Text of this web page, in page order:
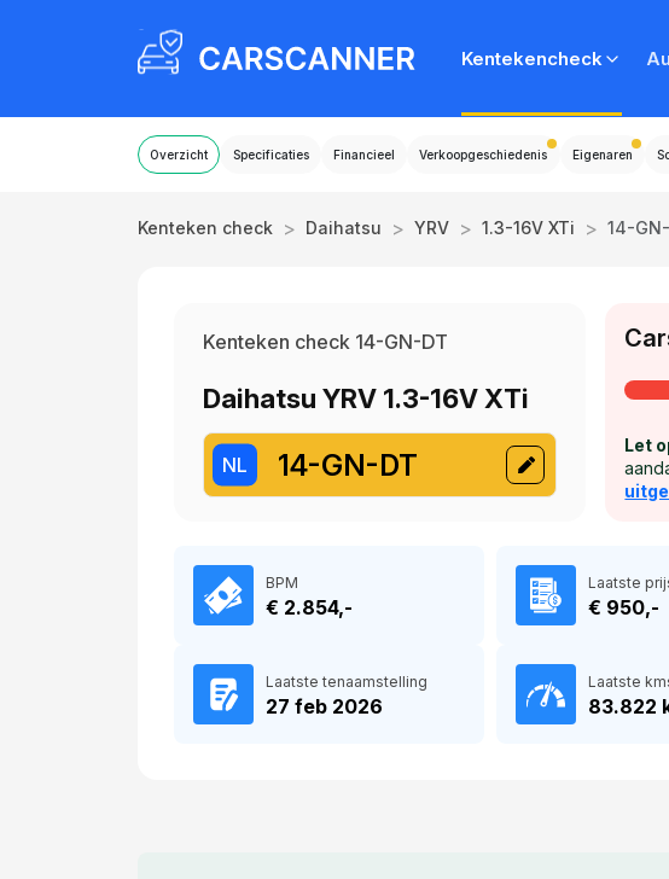
Kentekencheck
Overzicht Specificaties Financieel Verkoopgeschiedenis Eigenaren
Kenteken check > Daihatsu > YRV > 1.3-16V XTi > 14-
Kenteken check 14-GN-DT
Daihatsu YRV 1.3-16V XTi
NL 14-GN-DT
Let
BPM
€ 2.854,-
Laatste
€ 950,-
Laatste tenaamstelling
27 feb 2026
Laatste
83.822